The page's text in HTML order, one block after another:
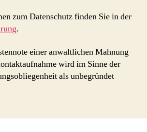
zum Datenschutz finden Sie in der
.
einer anwaltlichen Mahnung
wird im Sinne der
als unbegründet